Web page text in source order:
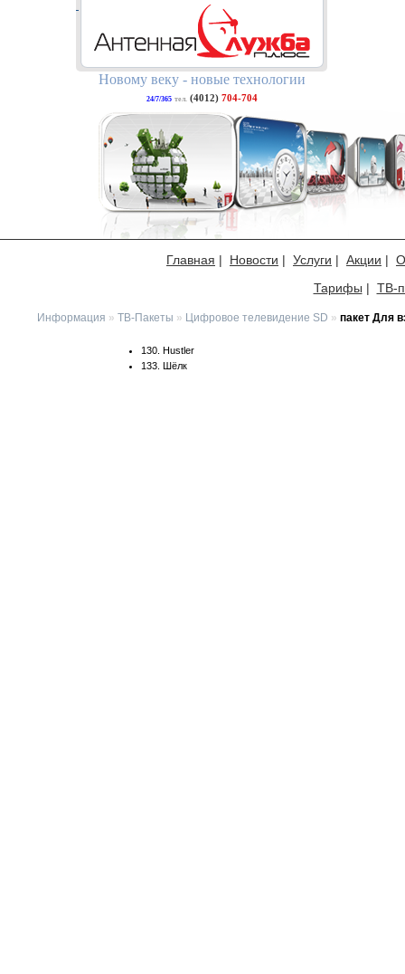
Новому веку - новые технологии
24/7/365 тел. (4012)704-704
Главная | Новости | Услуги | Акции |
Тарифы | ТВ-
Информация » ТВ-Пакеты » Цифровое телевидение SD » пакет Для
130. Hustler
133. Шёлк